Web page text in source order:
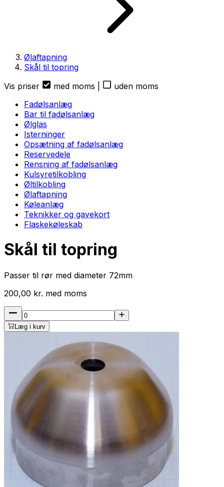
Ølaftapning
Skål til topring
Vis priser
med moms
uden moms
Fadølsanlæg
Bar til fadølsanlæg
Ølglas
Isterninger
Opsætning af fadølsanlæg
Reservedele
Rensning af fadølsanlæg
Kulsyretilkobling
Øltilkobling
Ølaftapning
Køleanlæg
Teknikker og gavekort
Flaskekøleskab
Skål til topring
Passer til rør med diameter 72mm
200,00 kr. med moms
Læg i kurv